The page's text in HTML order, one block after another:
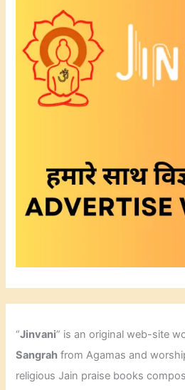
“Jinvani” is an original web-site
Sangrah from Agamas and
religious Jain praise books